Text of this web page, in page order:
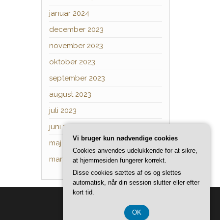
januar 2024
december 2023
november 2023
oktober 2023
september 2023
august 2023
juli 2023
juni 2023
maj 2023
marts 2023
Vi bruger kun nødvendige cookies
Cookies anvendes udelukkende for at sikre,
at hjemmesiden fungerer korrekt.
Disse cookies sættes af os og slettes
automatisk, når din session slutter eller efter
kort tid.
OK